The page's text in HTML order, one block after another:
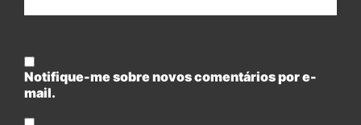
Notifique-me sobre novos comentários por e-
mail.